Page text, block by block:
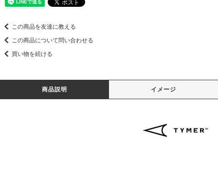
この商品を友達に教える
この商品について問い合わせる
買い物を続ける
商品説明 イメージ